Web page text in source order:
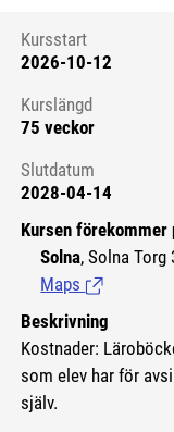
Kursstart
Kursstart
2026-10-12
Kurslängd
75 veckor
Slutdatum
2028-04-14
Kursen förekommer
Solna, Solna Torg
Maps (Länk till
Beskrivning
Kostnader:
som elev har för
själv.